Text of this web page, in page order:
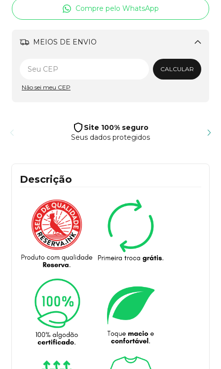
Compre pelo WhatsApp
MEIOS DE ENVIO
Alterar CEP
CALCULAR
Não sei meu CEP
Site 100% seguro
Seus dados protegidos
Descrição